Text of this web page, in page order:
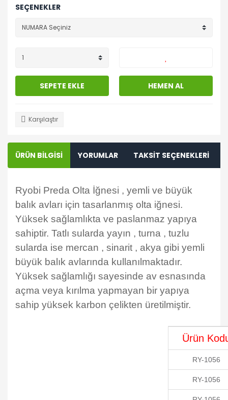
SEÇENEKLER
SEPETE EKLE HEMEN AL
Karşılaştır
ÜRÜN BİLGİSİ YORUMLAR TAKSİT SEÇENEKLERİ
Ryobi Preda Olta İğnesi , yemli ve büyük
balık avları için tasarlanmış olta iğnesi.
Yüksek sağlamlıkta ve paslanmaz yapıya
sahiptir. Tatlı sularda yayın , turna , tuzlu
sularda ise mercan , sinarit , akya gibi yemli
büyük balık avlarında kullanılmaktadır.
Yüksek sağlamlığı sayesinde av esnasında
açma veya kırılma yapmayan bir yapıya
sahip yüksek karbon çelikten üretilmiştir.
Ürün
RY-1056
RY-1056